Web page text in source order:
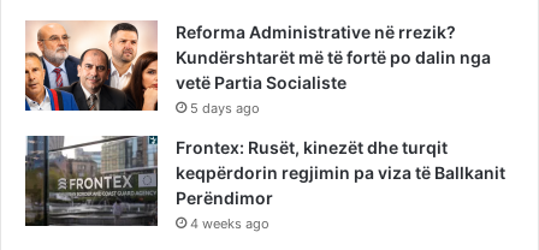
Reforma Administrative në rrezik?
Kundërshtarët më të fortë po dalin nga
vetë Partia Socialiste
5 days ago
Frontex: Rusët, kinezët dhe turqit
keqpërdorin regjimin pa viza të Ballkanit
Perëndimor
4 weeks ago